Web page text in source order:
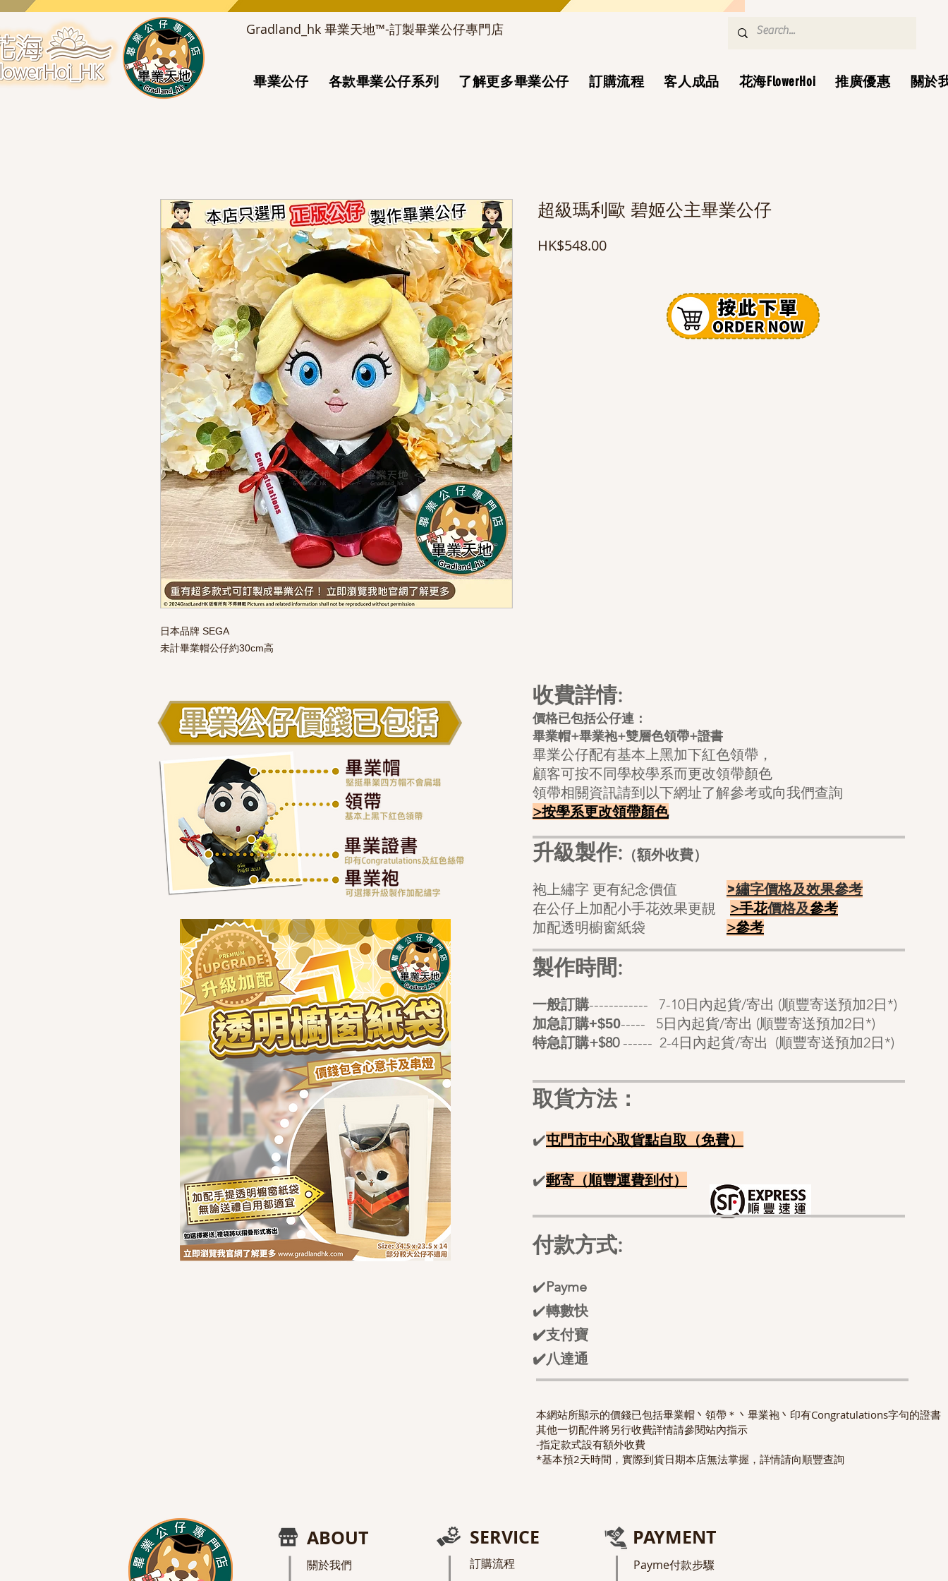
Gradland_hk 畢業天地™-訂製畢業公仔專門店
畢業公仔 各款畢業公仔系列 了解更多畢業公仔 訂購流程 客人成品 花海FlowerHoi 推廣優惠 關於
日本品牌 SEGA
未計畢業帽公仔約30cm高
超級瑪利歐 碧姬公主畢業公仔
HK$548.00價
收費詳情:
價格已包括公仔連：
畢業帽+畢業袍+雙層色領帶+證書
畢業公仔配有基本上黑加下紅色領帶，
顧客可按不同學校學系而更改領帶顏色
領帶相關資訊請到以下網址了解參考或向我們查詢
>按學系更改領帶顏色
升級製作: （額外收費）
袍上繡字 更有紀念價值 >繡字價格及效果參考
在公仔上加配小手花效果更靚 >手花價格及參考
加配透明櫥窗紙袋 >參考
製作時間:
一般訂購------------ 7-10日內起貨/寄出 (順豐寄送預加2日*)
加急訂購+$50----- 5日內起貨/寄出 (順豐寄送預加2日*)
特急訂購+$80------ 2-4日內起貨/寄出 (順豐寄送預加2日*)
取貨方法：
✔️屯門市中心取貨點自取（免費）
✔️郵寄（順豐運​費到付）
付款方式:
✔️Payme
✔️轉數快
✔️支付寶
✔️八達通
本網站所顯示的價錢已包括畢業帽丶領帶＊丶畢業袍丶印有Congratulations字句的證書
其他一切配件將另行收費詳情請參閱站內指示
-指定款式設有額外收費
*基本預2天時間，實際到貨日期本店無法掌握，詳情請向順豐查詢
ABOUT
關於我們
SERVICE
訂購流程
PAYMENT
Payme付款步驟